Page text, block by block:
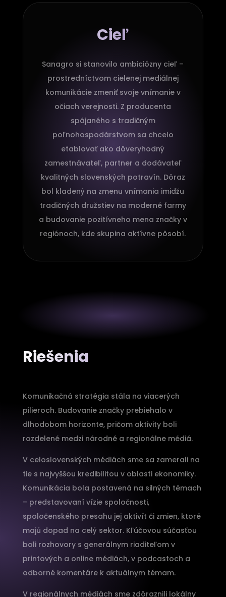
Cieľ
Sanagro si stanovilo ambiciózny cieľ –
prostredníctvom cielenej mediálnej
komunikácie zmeniť svoje vnímanie v
očiach verejnosti. Z producenta
spájaného s tradičným
poľnohospodárstvom sa chcelo
etablovať ako dôveryhodný
zamestnávateľ, partner a dodávateľ
kvalitných slovenských potravín. Dôraz
bol kladený na zmenu vnímania imidžu
tradičných družstiev na moderné farmy
a budovanie pozitívneho mena značky v
regiónoch, kde skupina aktívne pôsobí.
Riešenia
Komunikačná stratégia stála na viacerých
pilieroch. Budovanie značky prebiehalo v
dlhodobom horizonte, pričom aktivity boli
rozdelené medzi národné a regionálne médiá.
V celoslovenských médiách sme sa zamerali na
tie s najvyššou kredibilitou v oblasti ekonomiky.
Komunikácia bola postavená na silných témach
– predstavovaní vízie spoločnosti,
spoločenského presahu jej aktivít či zmien, ktoré
majú dopad na celý sektor. Kľúčovou súčasťou
boli rozhovory s generálnym riaditeľom v
printových a online médiách, v podcastoch a
odborné komentáre k aktuálnym témam.
V regionálnych médiách sme zdôraznili lokálny